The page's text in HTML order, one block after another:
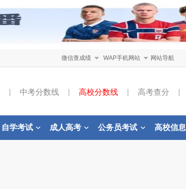
微信查成绩 WAP手机网站 网站导航
中考分数线 高校分数线 高考查分
自学考试 成人高考 公务员考试 高校信息